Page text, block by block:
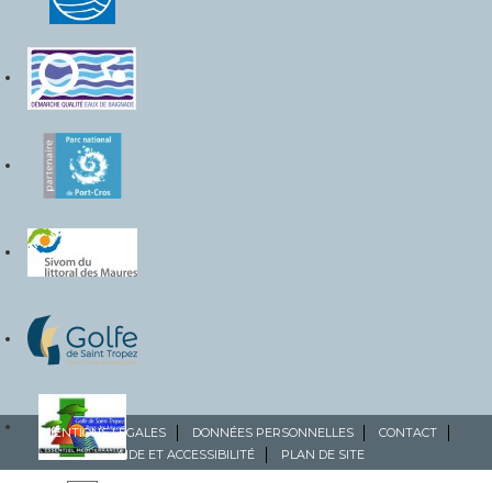
MENTIONS LÉGALES DONNÉES PERSONNELLES
CONTACT
AIDE ET ACCESSIBILITÉ
PLAN DE SITE